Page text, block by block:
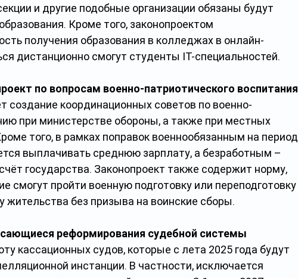
и другие подобные организации обязаны будут
Кроме того, законопроектом
получения образования в колледжах в онлайн-
дистанционно смогут студенты IT-специальностей.
по вопросам военно-патриотического воспитания
создание координационных советов по военно-
при министерстве обороны, а также при местных
того, в рамках поправок военнообязанным на период
выплачивать среднюю зарплату, а безработным –
государства. Законопроект также содержит норму,
смогут пройти военную подготовку или переподготовку
жительства без призыва на воинские сборы.
реформирования судебной системы
кассационных судов, которые с лета 2025 года будут
инстанции. В частности, исключается